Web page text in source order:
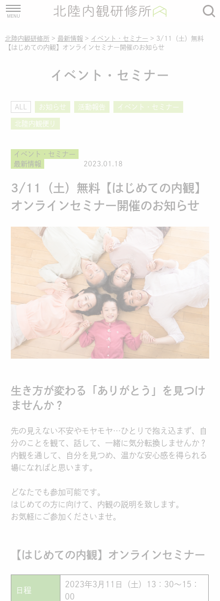
北陸内観研修所 > 最新情報 > イベント・セミナー > 3/11（土）無料
【はじめての内観】オンラインセミナー開催のお知らせ
イベント・セミナー
ALL お知らせ 活動報告 イベント・セミナー
北陸内観便り
イベント・セミナー
最新情報
2023.01.18
3/11（土）無料【はじめての内観】
オンラインセミナー開催のお知らせ
生き方が変わる「ありがとう」を見つけ
ませんか？
先の見えない不安やモヤモヤ…ひとりで抱え込まず、自
分のことを観て、話して、一緒に気分転換しませんか？
内観を通して、自分を見つめ、温かな安心感を得られる
場になればと思います。
どなたでも参加可能です。
はじめての方に向けて、内観の説明を致します。
お気軽にご参加くださいませ。
【はじめての内観】オンラインセミナー
日程
2023年3月11日（土）13：30～15：
00